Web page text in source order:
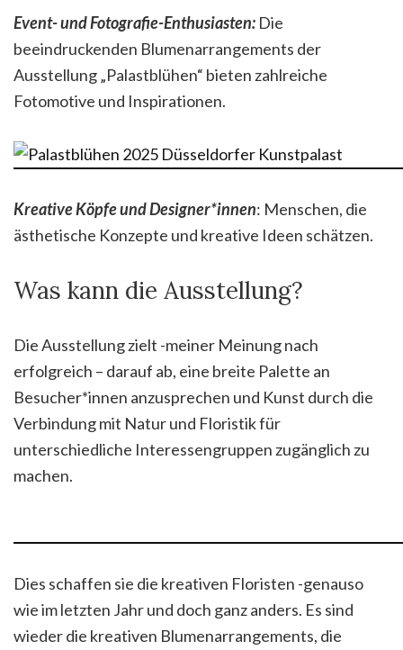
Event- und Fotografie-Enthusiasten: Die
beeindruckenden Blumenarrangements der
Ausstellung „Palastblühen“ bieten zahlreiche
Fotomotive und Inspirationen.
Kreative Köpfe und Designer*innen: Menschen, die
ästhetische Konzepte und kreative Ideen schätzen.
Was kann die Ausstellung?
Die Ausstellung zielt -meiner Meinung nach
erfolgreich – darauf ab, eine breite Palette an
Besucher*innen anzusprechen und Kunst durch die
Verbindung mit Natur und Floristik für
unterschiedliche Interessengruppen zugänglich zu
machen.
Dies schaffen sie die kreativen Floristen -genauso
wie im letzten Jahr und doch ganz anders. Es sind
wieder die kreativen Blumenarrangements, die